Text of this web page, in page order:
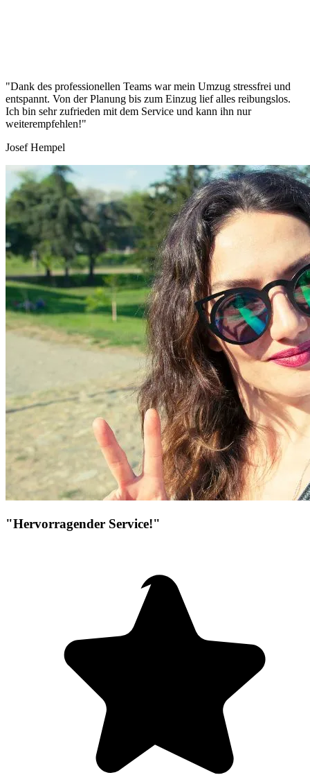
"Dank des professionellen Teams war mein Umzug stressfrei und
entspannt. Von der Planung bis zum Einzug lief alles reibungslos.
Ich bin sehr zufrieden mit dem Service und kann ihn nur
weiterempfehlen!"
Josef Hempel
"Hervorragender Service!"